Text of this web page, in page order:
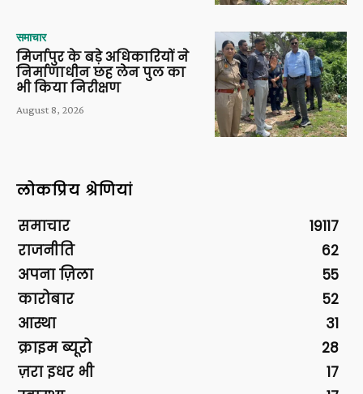
समाचार
मिर्जापुर के बड़े अधिकारियों ने
निर्माणाधीन छह लेन पुल का
भी किया निरीक्षण
August 8, 2026
लोकप्रिय श्रेणियां
समाचार
19117
राजनीति
62
अपना ज़िला
55
कारोबार
52
आस्था
31
क्राइम ब्यूरो
28
ज़रा इधर भी
17